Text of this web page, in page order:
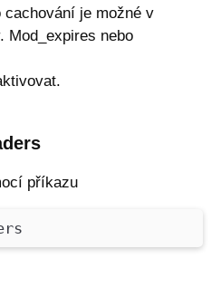
je možné v
Mod_expires nebo
příkazu